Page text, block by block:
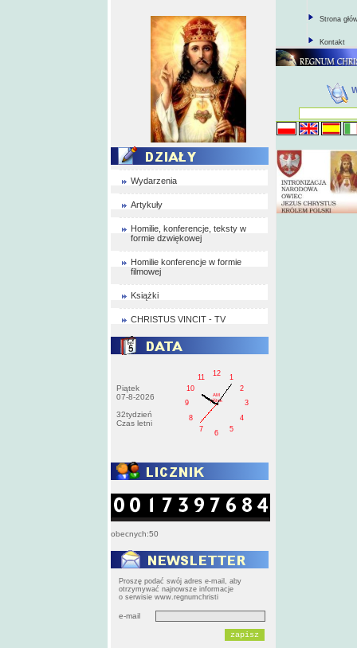
Wydarzenia
Artykuły
Homilie, konferencje, teksty w
formie dzwiękowej
Homilie konferencje w formie
filmowej
Książki
CHRISTUS VINCIT - TV
Piątek
07-8-2026
32tydzień
Czas letni
1
2
3
4
5
6
7
8
9
10
11
12
AM
pištek
obecnych:50
Proszę podać swój adres e-mail, aby
otrzymywać najnowsze informacje
o serwisie www.regnumchristi
e-mail
Strona
Kontakt